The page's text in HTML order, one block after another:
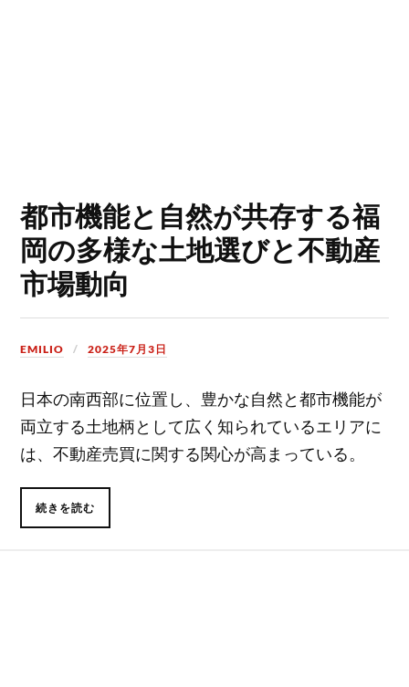
都市機能と自然が共存する福
岡の多様な土地選びと不動産
市場動向
EMILIO 2025年7月3日
日本の南西部に位置し、豊かな自然と都市機能が
両立する土地柄として広く知られているエリアに
は、不動産売買に関する関心が高まっている。
続きを読む